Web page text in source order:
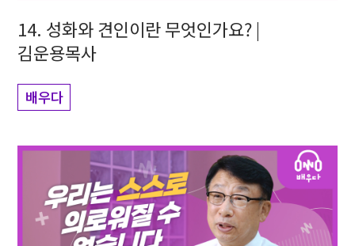
14. 성화와 견인이란 무엇인가요? |
김운용목사
배우다